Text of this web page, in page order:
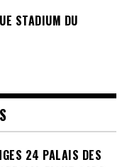
STADIUM DU
24 PALAIS DES